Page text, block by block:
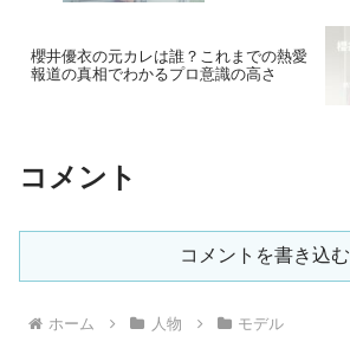
櫻井優衣の元カレは誰？これまでの熱愛
報道の真相でわかるプロ意識の高さ
コメント
コメントを書き込む
ホーム 人物 モデル